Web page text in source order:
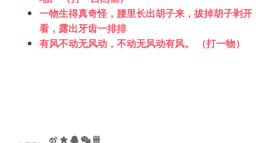
一物生得真奇怪，腰里长出胡子来，拔掉胡子剥开
看，露出牙齿一排排
有风不动无风动，不动无风动有风。 （打一物）